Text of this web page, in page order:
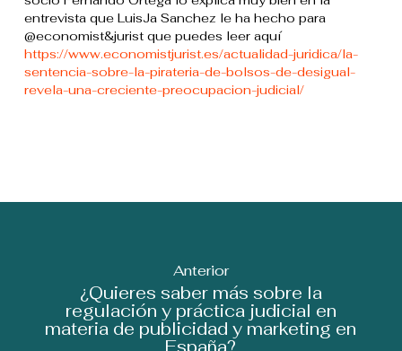
entrevista que LuisJa Sanchez le ha hecho para
@economist&jurist que puedes leer aquí
https://www.economistjurist.es/actualidad-juridica/la-
sentencia-sobre-la-pirateria-de-bolsos-de-desigual-
revela-una-creciente-preocupacion-judicial/
Anterior
¿Quieres saber más sobre la
regulación y práctica judicial en
materia de publicidad y marketing en
España?